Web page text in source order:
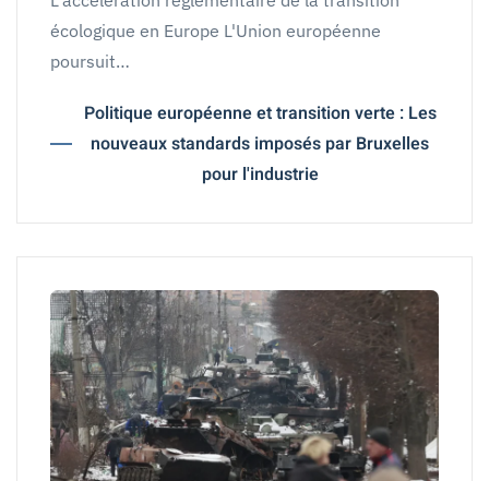
écologique en Europe L'Union européenne
poursuit…
Politique européenne et transition verte : Les
nouveaux standards imposés par Bruxelles
pour l'industrie